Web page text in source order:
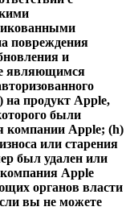
повреждения
и
являющимся
на продукт Apple,
были
компании Apple; (h)
или старения
был удален или
Apple
органов власти
вы не можете